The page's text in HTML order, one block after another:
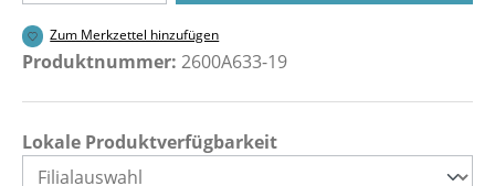
Zum Merkzettel hinzufügen
Produktnummer: 2600A633-19
Lokale Produktverfügbarkeit